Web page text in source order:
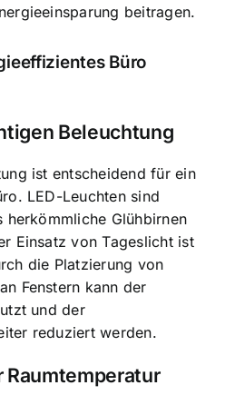
beitragen.
Büro
Beleuchtung
ist entscheidend für ein
LED-Leuchten sind
Glühbirnen
Einsatz von Tageslicht ist
die Platzierung von
Fenstern kann der
und der
reduziert werden.
Raumtemperatur